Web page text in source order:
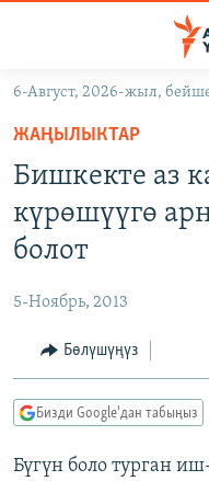
Навигацияга
өтүңүз
Издөөгө
салыңыз
МАДАНИЯТ
УКРАИНА
ТВ ПРОГРАММАЛАР
БҮГҮН АЗАТТЫКТА
ДАНИСТЕ
ПОДКАСТ
Русский
6-Август, 2026-жыл,
ЖАҢЫЛЫКТАР
Бишкекте аз
күрөшүүгө
болот
5-Ноябрь, 2013
Бөлүшүңүз
Бизди Google'дан табыңыз
Бүгүн боло турган